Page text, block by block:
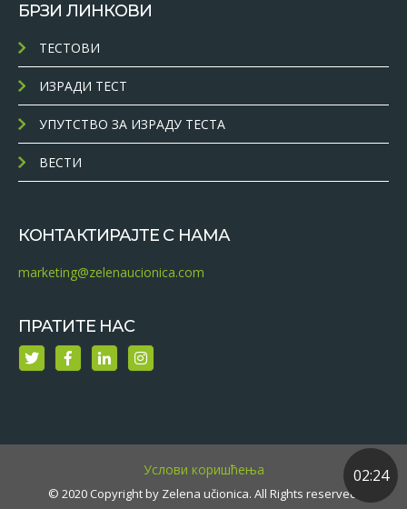
БРЗИ ЛИНКОВИ
ТЕСТОВИ
ИЗРАДИ ТЕСТ
УПУТСТВО ЗА ИЗРАДУ ТЕСТА
ВЕСТИ
КОНТАКТИРАЈТЕ С НАМА
marketing@zelenaucionica.com
ПРАТИТЕ НАС
© 2020 Copyright by Zelena učionica. All Rights reserved.
Услови коришћења 02:24